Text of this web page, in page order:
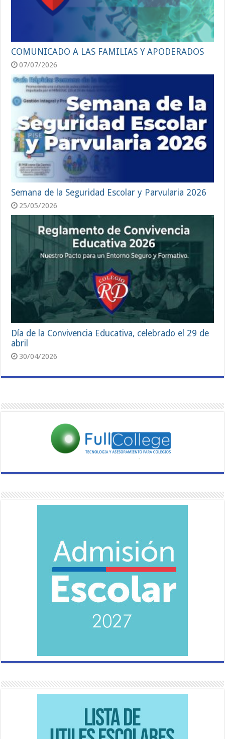
COMUNICADO A LAS FAMILIAS Y APODERADOS
07/07/2026
Semana de la Seguridad Escolar y Parvularia 2026
25/05/2026
Día de la Convivencia Educativa, celebrado el 29 de
abril
30/04/2026